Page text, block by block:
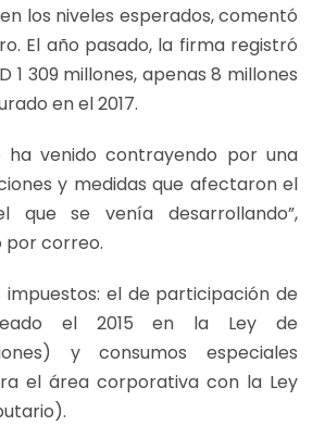
los niveles esperados, comentó
El año pasado, la firma registró
1 309 millones, apenas 8 millones
en el 2017.
ha venido contrayendo por una
y medidas que afectaron el
que se venía desarrollando”,
por correo.
el de participación de
el 2015 en la Ley de
y consumos especiales
el área corporativa con la Ley